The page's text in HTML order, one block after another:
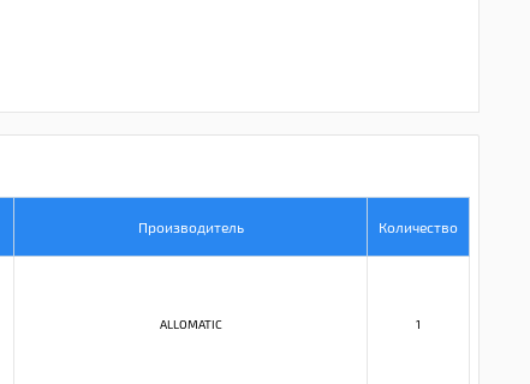
Производитель Количество
ALLOMATIC 1